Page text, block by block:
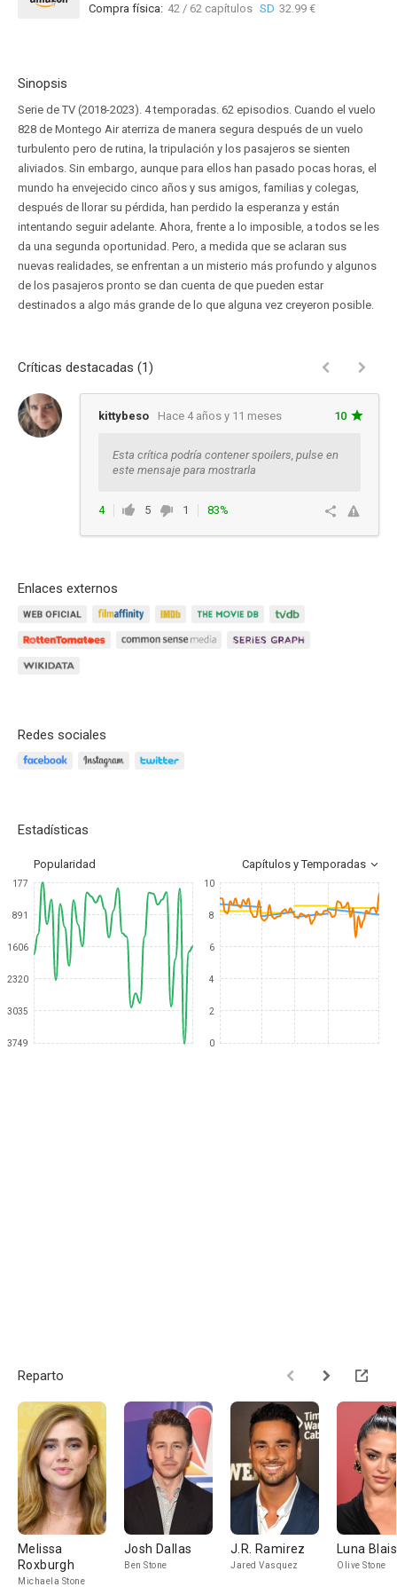
Compra física: 42 / 62 capítulos SD 32.99 €
Sinopsis
Serie de TV (2018-2023). 4 temporadas. 62 episodios. Cuando el vuelo
828 de Montego Air aterriza de manera segura después de un vuelo
turbulento pero de rutina, la tripulación y los pasajeros se sienten
aliviados. Sin embargo, aunque para ellos han pasado pocas horas, el
mundo ha envejecido cinco años y sus amigos, familias y colegas,
después de llorar su pérdida, han perdido la esperanza y están
intentando seguir adelante. Ahora, frente a lo imposible, a todos se les
da una segunda oportunidad. Pero, a medida que se aclaran sus
nuevas realidades, se enfrentan a un misterio más profundo y algunos
de los pasajeros pronto se dan cuenta de que pueden estar
destinados a algo más grande de lo que alguna vez creyeron posible.
Críticas destacadas (1)
kittybeso Hace 4 años y 11 meses 10
Esta crítica podría contener spoilers, pulse en
este mensaje para mostrarla
4 5 1
83%
Enlaces externos
Redes sociales
Estadísticas
Popularidad Capítulos y Temporadas
177
891
1606
2320
3035
3749
10
8
6
4
2
0
Reparto
Melissa
Roxburgh
Michaela Stone
Josh Dallas
Ben Stone
J.R. Ramirez
Jared Vasquez
Luna
Olive Stone